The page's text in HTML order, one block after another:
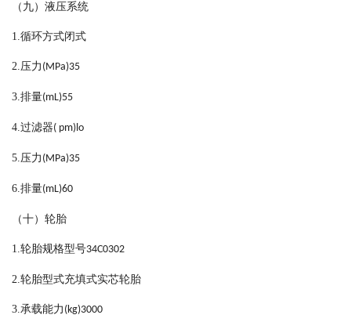
（九）液压系统
1.循环方式闭式
2.压力 (MPa)35
3.排量(mL)55
4.过滤器( pm)lo
5.压力 (MPa)35
6.排量(mL)60
（十）轮胎
1.轮胎规格型号34C0302
2.轮胎型式充填式实芯轮胎
3.承载能力 (kg)3000